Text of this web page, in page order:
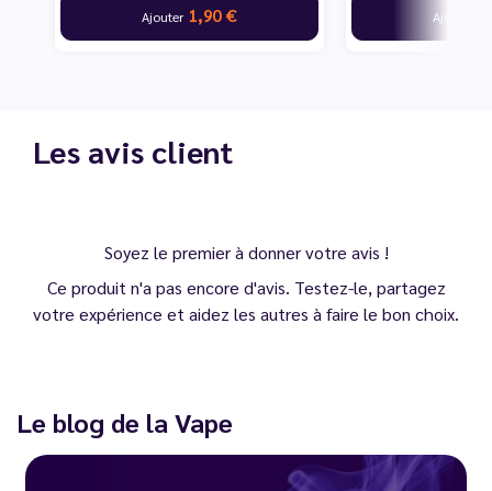
Ajouter 1,90 € Ajouter
Les avis client
Soyez le premier à donner votre avis !
Ce produit n'a pas encore d'avis. Testez-le, partagez
votre expérience et aidez les autres à faire le bon choix.
Le blog de la Vape